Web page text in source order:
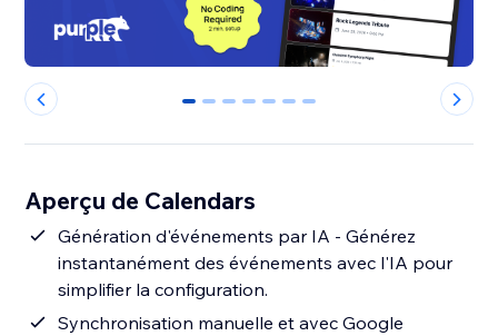
0 1 2 3 4 5 6
Aperçu de Calendars
Génération d'événements par IA - Générez
instantanément des événements avec l'IA pour
simplifier la configuration.
Synchronisation manuelle et avec Google